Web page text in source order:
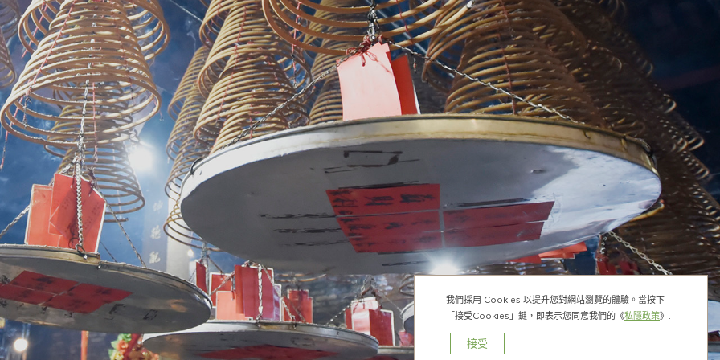
我們採用 Cookies 以提升您對網站瀏覽的體驗。當按下
「接受Cookies」鍵，即表示您同意我們的《私隱政策》.
接受